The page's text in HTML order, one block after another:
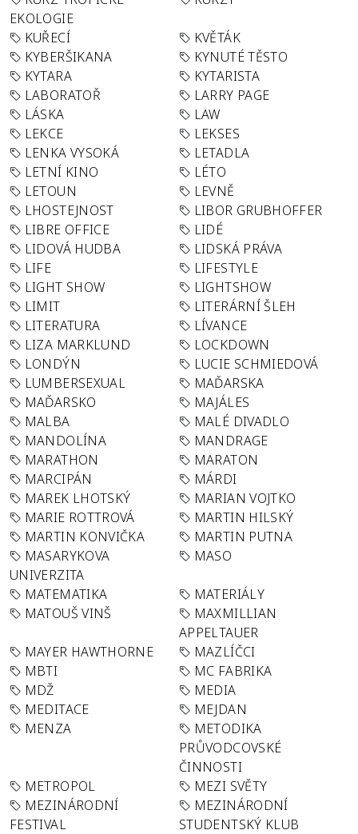
EKOLOGIE
KUŘECÍ
KVĚTÁK
KYBERŠIKANA
KYNUTÉ TĚSTO
KYTARA
KYTARISTA
LABORATOŘ
LARRY PAGE
LÁSKA
LAW
LEKCE
LEKSES
LENKA VYSOKÁ
LETADLA
LETNÍ KINO
LÉTO
LETOUN
LEVNĚ
LHOSTEJNOST
LIBOR GRUBHOFFER
LIBRE OFFICE
LIDÉ
LIDOVÁ HUDBA
LIDSKÁ PRÁVA
LIFE
LIFESTYLE
LIGHT SHOW
LIGHTSHOW
LIMIT
LITERÁRNÍ ŠLEH
LITERATURA
LÍVANCE
LIZA MARKLUND
LOCKDOWN
LONDÝN
LUCIE SCHMIEDOVÁ
LUMBERSEXUAL
MAĎARSKA
MAĎARSKO
MAJÁLES
MALBA
MALÉ DIVADLO
MANDOLÍNA
MANDRAGE
MARATHON
MARATON
MARCIPÁN
MÁRDI
MAREK LHOTSKÝ
MARIAN VOJTKO
MARIE ROTTROVÁ
MARTIN HILSKÝ
MARTIN KONVIČKA
MARTIN PUTNA
MASARYKOVA
UNIVERZITA
MASO
MATEMATIKA
MATERIÁLY
MATOUŠ VINŠ
MAXMILLIAN
APPELTAUER
MAYER HAWTHORNE
MAZLÍČCI
MBTI
MC FABRIKA
MDŽ
MEDIA
MEDITACE
MEJDAN
MENZA
METODIKA
PRŮVODCOVSKÉ
ČINNOSTI
METROPOL
MEZI SVĚTY
MEZINÁRODNÍ
FESTIVAL
MEZINÁRODNÍ
STUDENTSKÝ KLUB